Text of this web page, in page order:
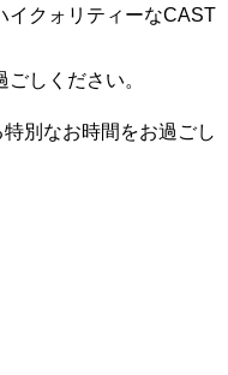
イクォリティーなCAST
しください。
別なお時間をお過ごし